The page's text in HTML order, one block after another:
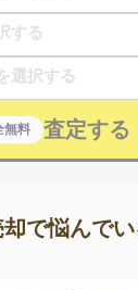
無料 査定する
で悩んで